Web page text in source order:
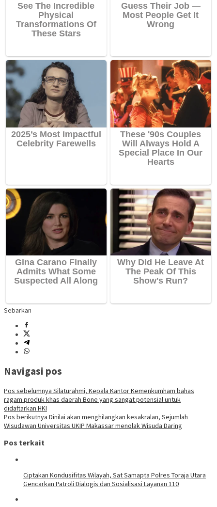
Sebarkan
Navigasi pos
Pos sebelumnya Silaturahmi, Kepala Kantor Kemenkumham bahas
ragam produk khas daerah Bone yang sangat potensial untuk
didaftarkan HKI
Pos berikutnya Dinilai akan menghilangkan kesakralan, Sejumlah
Wisudawan Universitas UKIP Makassar menolak Wisuda Daring
Pos terkait
Ciptakan Kondusifitas Wilayah, Sat Samapta Polres Toraja Utara
Gencarkan Patroli Dialogis dan Sosialisasi Layanan 110